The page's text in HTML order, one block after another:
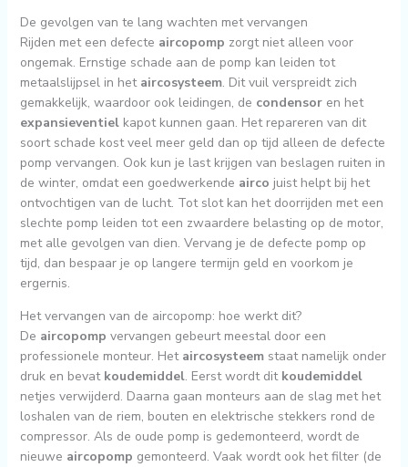
De gevolgen van te lang wachten met vervangen
Rijden met een defecte aircopomp zorgt niet alleen voor
ongemak. Ernstige schade aan de pomp kan leiden tot
metaalslijpsel in het aircosysteem. Dit vuil verspreidt zich
gemakkelijk, waardoor ook leidingen, de condensoren het
expansieventielkapot kunnen gaan. Het repareren van dit
soort schade kost veel meer geld dan op tijd alleen de defecte
pomp vervangen. Ook kun je last krijgen van beslagen ruiten in
de winter, omdat een goedwerkende airco juist helpt bij het
ontvochtigen van de lucht. Tot slot kan het doorrijden met een
slechte pomp leiden tot een zwaardere belasting op de motor,
met alle gevolgen van dien. Vervang je de defecte pomp op
tijd, dan bespaar je op langere termijn geld en voorkom je
ergernis.
Het vervangen van de aircopomp: hoe werkt dit?
De aircopomp vervangen gebeurt meestal door een
professionele monteur. Het aircosysteemstaat namelijk onder
druk en bevat koudemiddel. Eerst wordt dit koudemiddel
netjes verwijderd. Daarna gaan monteurs aan de slag met het
loshalen van de riem, bouten en elektrische stekkers rond de
compressor. Als de oude pomp is gedemonteerd, wordt de
nieuwe aircopomp gemonteerd. Vaak wordt ook het filter (de